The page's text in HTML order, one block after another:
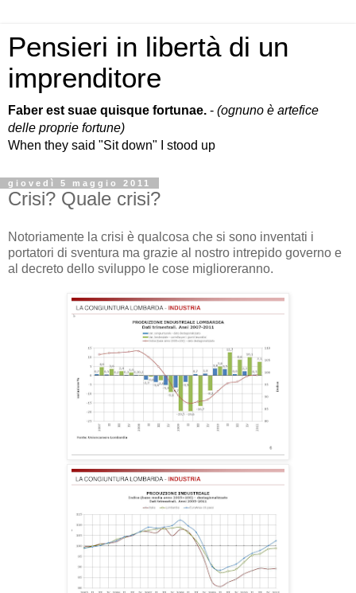
Pensieri in libertà di un
imprenditore
Faber est suae quisque fortunae. - (ognuno è artefice
delle proprie fortune)
When they said "Sit down" I stood up
giovedì 5 maggio 2011
Crisi? Quale crisi?
Notoriamente la crisi è qualcosa che si sono inventati i
portatori di sventura ma grazie al nostro intrepido governo e
al decreto dello sviluppo le cose miglioreranno.